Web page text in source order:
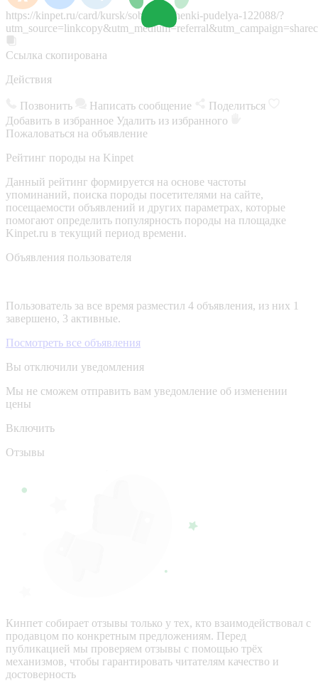
https://kinpet.ru/card/kursk/sobaki/shchenki-pudelya-122088/?
Ссылка скопирована
Действия
Позвонить Написать сообщение
Поделиться
Добавить в избранное Удалить из избранного
Пожаловаться на объявление
Рейтинг породы на Kinpet
Данный рейтинг формируется на основе частоты
упоминаний, поиска породы посетителями на сайте,
посещаемости объявлений и других параметрах, которые
помогают определить популярность породы на площадке
Kinpet.ru в текущий период времени.
Объявления пользователя
Пользователь за все время разместил 4 объявления, из них 1
завершено, 3 активные.
Посмотреть все объявления
Вы отключили уведомления
Мы не сможем отправить вам уведомление об изменении
цены
Включить
Отзывы
Кинпет собирает отзывы только у тех, кто взаимодействовал с
продавцом по конкретным предложениям. Перед
публикацией мы проверяем отзывы с помощью трёх
механизмов, чтобы гарантировать читателям качество и
достоверность